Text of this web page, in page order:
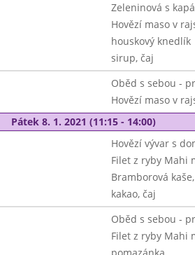
Zeleninová s
Hovězí maso v
houskový knedlík
sirup, čaj
Oběd s sebou -
Hovězí maso v
Pátek 8. 1. 2021 (11:15 - 14:00)
Hovězí vývar s
Filet z ryby Mahi
Bramborová
kakao, čaj
Oběd s sebou -
Filet z ryby Mahi